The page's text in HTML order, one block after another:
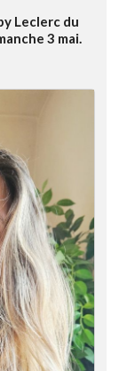
Leclerc du
3 mai.